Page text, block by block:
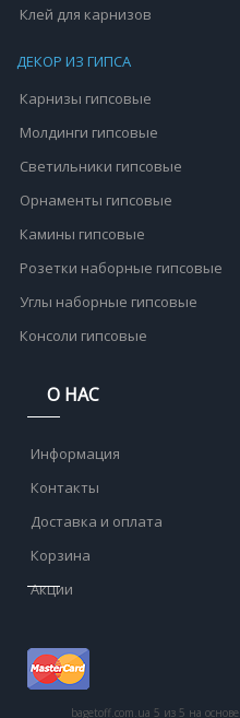
Клей для карнизов
ДЕКОР ИЗ ГИПСА
Карнизы гипсовые
Молдинги гипсовые
Светильники гипсовые
Орнаменты гипсовые
Камины гипсовые
Розетки наборные гипсовые
Углы наборные гипсовые
Консоли гипсовые
О НАС
Информация
Контакты
Доставка и оплата
Корзина
Акции
bagetoff.com.ua 5 из 5 на основе